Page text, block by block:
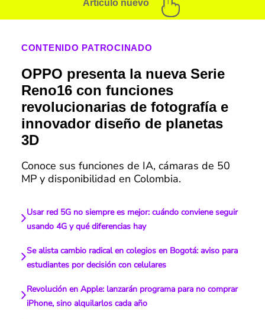
Artículo nuevo
CONTENIDO PATROCINADO
OPPO presenta la nueva Serie
Reno16 con funciones
revolucionarias de fotografía e
innovador diseño de planetas
3D
Conoce sus funciones de IA, cámaras de 50
MP y disponibilidad en Colombia.
Usar red 5G no siempre es mejor: cuándo conviene seguir
usando 4G y qué diferencias hay
Se alista cambio radical en colegios en Bogotá: aviso para
estudiantes por decisión con celulares
Revolución en Apple: lanzarán programa para no comprar
iPhone, sino alquilarlos cada año